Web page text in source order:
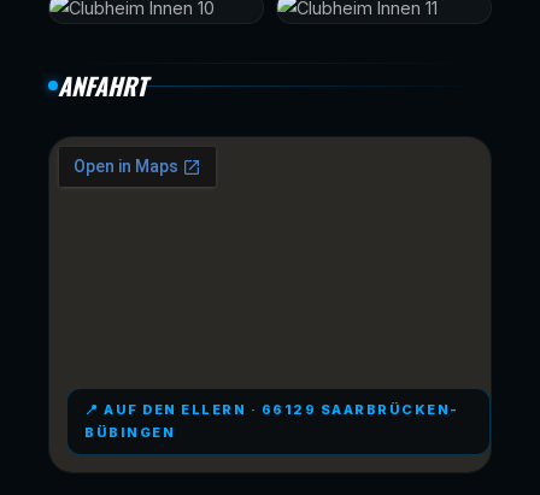
ANFAHRT
📍 AUF DEN ELLERN · 66129 SAARBRÜCKEN-
BÜBINGEN